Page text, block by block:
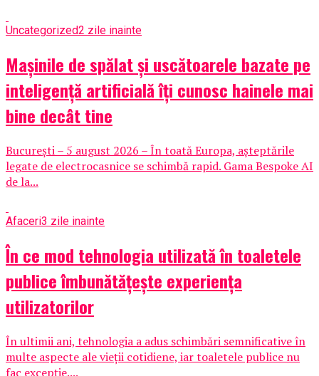
Uncategorized2 zile inainte
Mașinile de spălat și uscătoarele bazate pe
inteligență artificială îți cunosc hainele mai
bine decât tine
București – 5 august 2026 – În toată Europa, așteptările
legate de electrocasnice se schimbă rapid. Gama Bespoke AI
de la...
Afaceri3 zile inainte
În ce mod tehnologia utilizată în toaletele
publice îmbunătățește experiența
utilizatorilor
În ultimii ani, tehnologia a adus schimbări semnificative în
multe aspecte ale vieții cotidiene, iar toaletele publice nu
fac excepție....